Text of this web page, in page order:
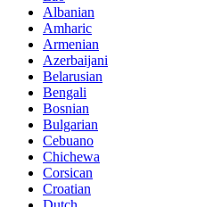
Albanian
Amharic
Armenian
Azerbaijani
Belarusian
Bengali
Bosnian
Bulgarian
Cebuano
Chichewa
Corsican
Croatian